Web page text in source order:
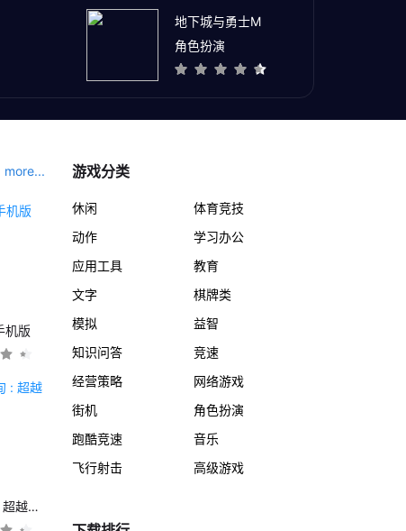
地下城与勇士M
角色扮演
more...
机版
另一个伊甸 : 超越时空的猫
游戏分类
休闲
体育竞技
动作
学习办公
应用工具
教育
文字
棋牌类
模拟
益智
知识问答
竞速
经营策略
网络游戏
街机
角色扮演
跑酷竞速
音乐
飞行射击
高级游戏